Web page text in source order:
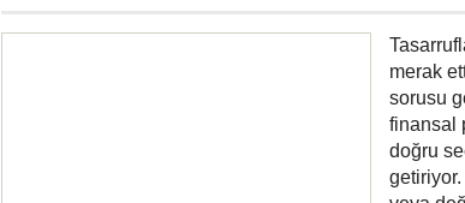
merak
sorusu
finansal
doğru